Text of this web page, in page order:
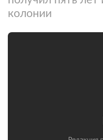
колонии